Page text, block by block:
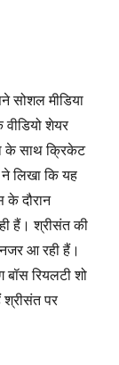
सोशल मीडिया
शेयर
के साथ क्रिकेट
लिखा कि यह
के दौरान
हैं। श्रीसंत की
नजर आ रही हैं।
रियलटी शो
पर